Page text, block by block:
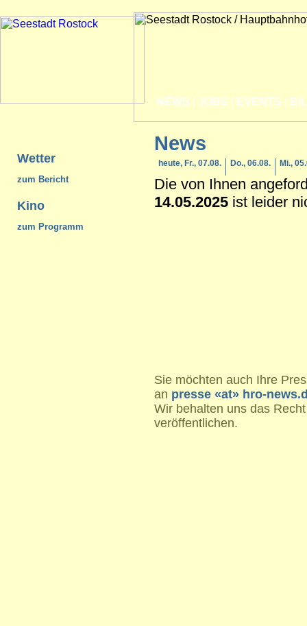
NEWS JOBS EVENTS
Wetter
zum Bericht
Kino
zum Programm
News
heute, Fr., 07.08. Do., 06.08. Mi.,
Die von Ihnen
14.05.2025 ist leider
Sie möchten auch Ihre
an presse «at» hro-
Wir behalten uns das
veröffentlichen.